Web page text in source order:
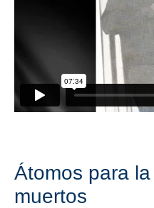
Átomos para
muertos